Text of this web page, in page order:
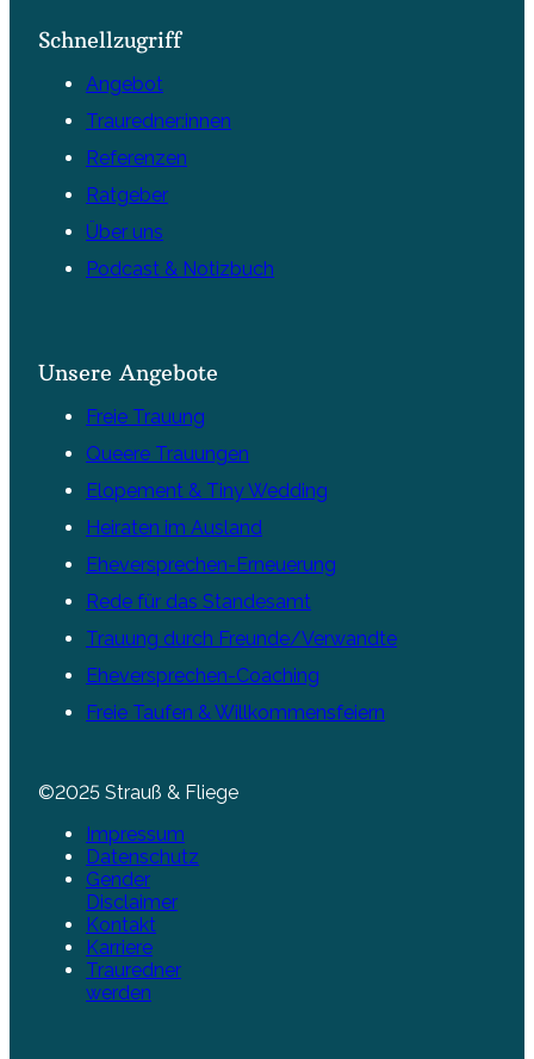
Schnellzugriff
Angebot
Trauredner:innen
Referenzen
Ratgeber
Über uns
Podcast & Notizbuch
Unsere Angebote
Freie Trauung
Queere Trauungen
Elopement & Tiny Wedding
Heiraten im Ausland
Eheversprechen-Erneuerung
Rede für das Standesamt
Trauung durch Freunde/Verwandte
Eheversprechen-Coaching
Freie Taufen & Willkommensfeiern
©2025 Strauß & Fliege
Impressum
Datenschutz
Gender
Disclaimer
Kontakt
Karriere
Trauredner
werden